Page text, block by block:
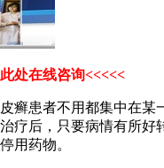
处在线咨询<<<<<
癣患者不用都集中在
后，只要病情有所
用药物。